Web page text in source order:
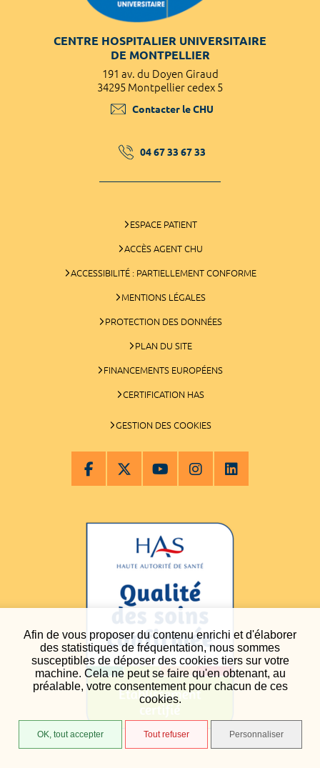
Afin de vous proposer du contenu enrichi et d'élaborer
des statistiques de fréquentation, nous sommes
susceptibles de déposer des cookies tiers sur votre
machine. Cela ne peut se faire qu'en obtenant, au
préalable, votre consentement pour chacun de ces
cookies.
OK, tout accepter Tout refuser Personnaliser
CENTRE HOSPITALIER UNIVERSITAIRE
DE MONTPELLIER
191 av. du Doyen Giraud
34295 Montpellier cedex 5
Contacter le CHU
04 67 33 67 33
ESPACE PATIENT
ACCÈS AGENT CHU
ACCESSIBILITÉ : PARTIELLEMENT CONFORME
MENTIONS LÉGALES
PROTECTION DES DONNÉES
PLAN DU SITE
FINANCEMENTS EUROPÉENS
CERTIFICATION HAS
GESTION DES COOKIES